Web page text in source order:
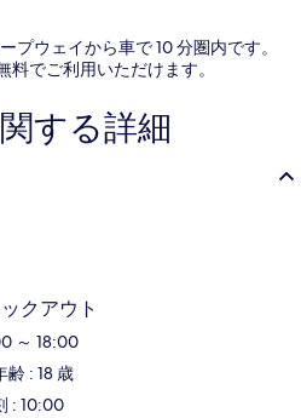
プウェイから車で 10 分圏内です。
でご利用いただけます。
する詳細
クアウト
～ 18:00
: 18 歳
: 10:00